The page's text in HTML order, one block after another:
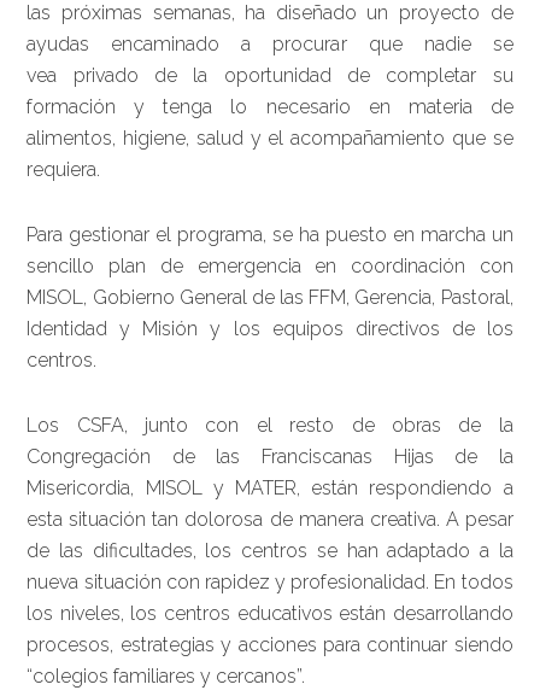
las próximas semanas, ha diseñado un proyecto de
ayudas encaminado a procurar que nadie se
vea privado de la oportunidad de completar su
formación y tenga lo necesario en materia de
alimentos, higiene, salud y el acompañamiento que se
requiera.
Para gestionar el programa, se ha puesto en marcha un
sencillo plan de emergencia en coordinación con
MISOL, Gobierno General de las FFM, Gerencia, Pastoral,
Identidad y Misión y los equipos directivos de los
centros.
Los CSFA, junto con el resto de obras de la
Congregación de las Franciscanas Hijas de la
Misericordia, MISOL y MATER, están respondiendo a
esta situación tan dolorosa de manera creativa. A pesar
de las dificultades, los centros se han adaptado a la
nueva situación con rapidez y profesionalidad. En todos
los niveles, los centros educativos están desarrollando
procesos, estrategias y acciones para continuar siendo
“colegios familiares y cercanos”.